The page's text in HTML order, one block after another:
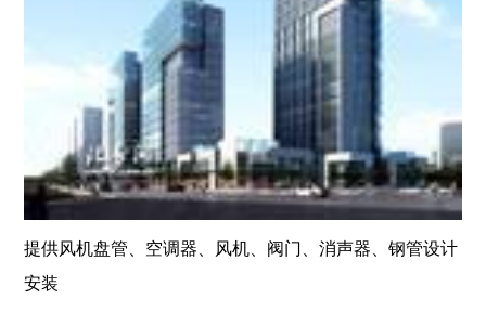
提供风机盘管、空调器、风机、阀门、消声器、钢管设计
安装